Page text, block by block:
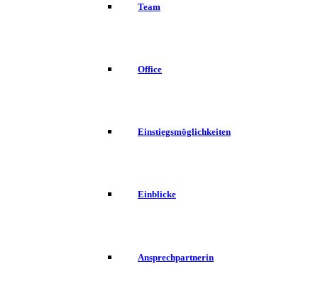
Team
Office
Einstiegsmöglichkeiten
Einblicke
Ansprechpartnerin